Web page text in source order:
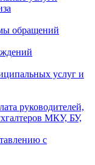
обращений
услуг и
руководителей,
МКУ, БУ,
с